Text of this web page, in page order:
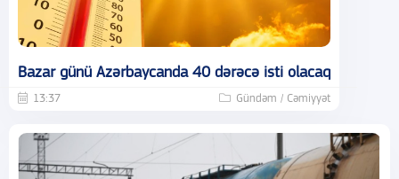
Bazar günü Azərbaycanda 40 dərəcə isti olacaq
13:37 Gündəm / Cəmiyyət